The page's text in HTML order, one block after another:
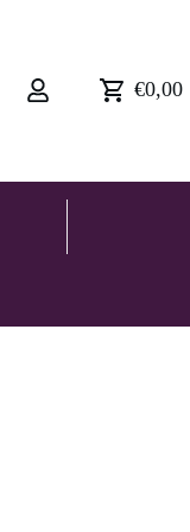
€0,00